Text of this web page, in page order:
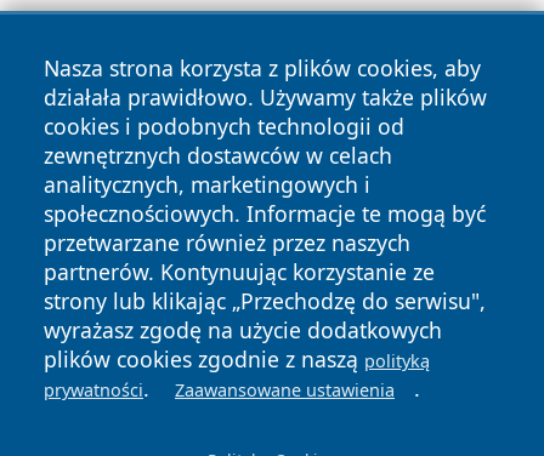
Nasza strona korzysta z plików cookies, aby
działała prawidłowo. Używamy także plików
cookies i podobnych technologii od
zewnętrznych dostawców w celach
analitycznych, marketingowych i
społecznościowych. Informacje te mogą być
przetwarzane również przez naszych
partnerów. Kontynuując korzystanie ze
strony lub klikając „Przechodzę do serwisu",
wyrażasz zgodę na użycie dodatkowych
plików cookies zgodnie z naszą polityką
prywatności. Zaawansowane ustawienia .
Copyright © 2026 echowarszawy.pl Wszystkie prawa
zastrzeżone.
News Autorzy
Polityka
Prywatności
Polityka
Cookies